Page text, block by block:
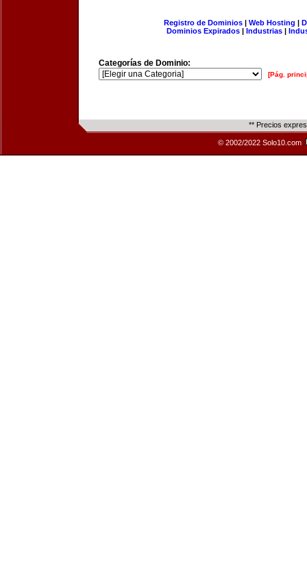
Registro de Dominios| Web Hosting |
Dominios Expirados | Industrias |
Categorías de Dominio:
[Pág.
** Precios
© 2002/2022 Solo10.com